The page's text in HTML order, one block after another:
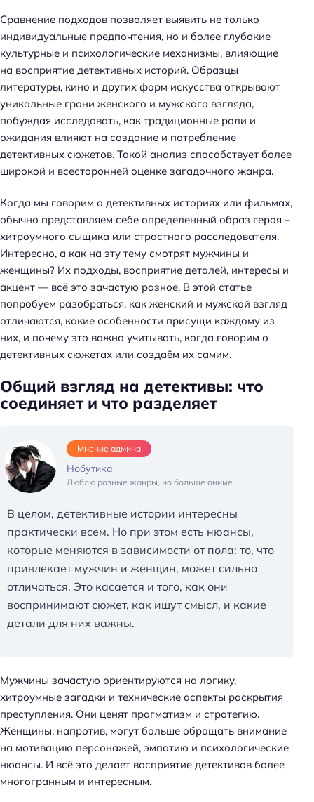
Сравнение подходов позволяет выявить не только
индивидуальные предпочтения, но и более глубокие
культурные и психологические механизмы, влияющие
на восприятие детективных историй. Образцы
литературы, кино и других форм искусства открывают
уникальные грани женского и мужского взгляда,
побуждая исследовать, как традиционные роли и
ожидания влияют на создание и потребление
детективных сюжетов. Такой анализ способствует более
широкой и всесторонней оценке загадочного жанра.
Когда мы говорим о детективных историях или фильмах,
обычно представляем себе определенный образ героя –
хитроумного сыщика или страстного расследователя.
Интересно, а как на эту тему смотрят мужчины и
женщины? Их подходы, восприятие деталей, интересы и
акцент — всё это зачастую разное. В этой статье
попробуем разобраться, как женский и мужской взгляд
отличаются, какие особенности присущи каждому из
них, и почему это важно учитывать, когда говорим о
детективных сюжетах или создаём их самим.
Общий взгляд на детективы: что
соединяет и что разделяет
Мнение админа
Нобутика
Люблю разные жанры, но больше аниме
В целом, детективные истории интересны
практически всем. Но при этом есть нюансы,
которые меняются в зависимости от пола: то, что
привлекает мужчин и женщин, может сильно
отличаться. Это касается и того, как они
воспринимают сюжет, как ищут смысл, и какие
детали для них важны.
Мужчины зачастую ориентируются на логику,
хитроумные загадки и технические аспекты раскрытия
преступления. Они ценят прагматизм и стратегию.
Женщины, напротив, могут больше обращать внимание
на мотивацию персонажей, эмпатию и психологические
нюансы. И всё это делает восприятие детективов более
многогранным и интересным.